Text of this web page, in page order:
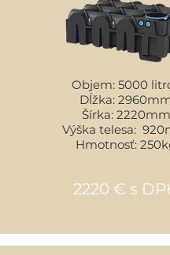
Objem: 5000
Dĺžka:
Šírka: 2220mm
Výška telesa:
Hmotnosť:
2220 € s